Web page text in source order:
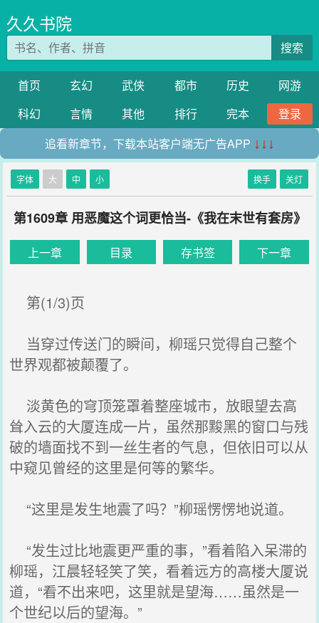
久久书院
搜索
首页 玄幻 武侠 都市 历史
网游
科幻
言情 其他 排行 完本
登录
追看新章节，下载本站客户端无广告APP ↓↓↓
字体 大 中 小 换手 关灯
第1609章 用恶魔这个词更恰当-《我在末世有套房》
上一章 目录 存书签 下一章
第(1/3)页
当穿过传送门的瞬间，柳瑶只觉得自己整个
世界观都被颠覆了。
淡黄色的穹顶笼罩着整座城市，放眼望去高
耸入云的大厦连成一片，虽然那黢黑的窗口与残
破的墙面找不到一丝生者的气息，但依旧可以从
中窥见曾经的这里是何等的繁华。
“这里是发生地震了吗？”柳瑶愣愣地说道。
“发生过比地震更严重的事，”看着陷入呆滞的
柳瑶，江晨轻轻笑了笑，看着远方的高楼大厦说
道，“看不出来吧，这里就是望海……虽然是一
个世纪以后的望海。”